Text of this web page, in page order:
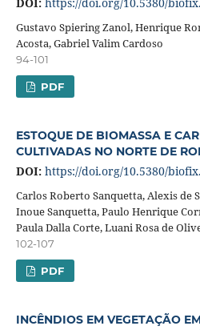
Gustavo Spiering Zanol, Henrique
Acosta, Gabriel Valim Cardoso
94-101
PDF
ESTOQUE DE BIOMASSA E
CULTIVADAS NO NORTE DE
DOI: https://doi.org/10.5380/
Carlos Roberto Sanquetta, Alexis de
Inoue Sanquetta, Paulo Henrique
Paula Dalla Corte, Luani Rosa de
102-107
PDF
INCÊNDIOS EM VEGETAÇÃO